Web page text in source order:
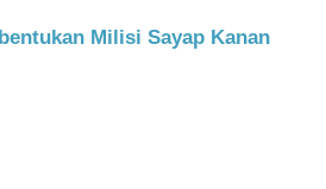
Milisi Sayap Kanan